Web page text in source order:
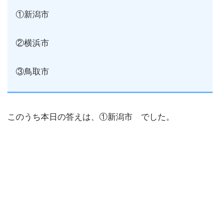
①新潟市
②横浜市
③鳥取市
このうち本日の答えは、①新潟市 でした。